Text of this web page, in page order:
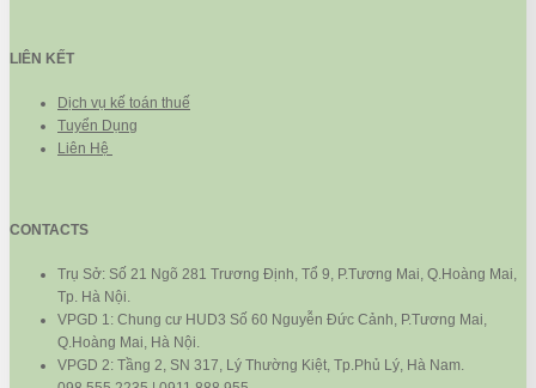
LIÊN KẾT
Dịch vụ kế toán thuế
Tuyển Dụng
Liên Hệ
CONTACTS
Trụ Sở: Số 21 Ngõ 281 Trương Định, Tổ 9, P.Tương Mai, Q.Hoàng Mai,
Tp. Hà Nội.
VPGD 1: Chung cư HUD3 Số 60 Nguyễn Đức Cảnh, P.Tương Mai,
Q.Hoàng Mai, Hà Nội.
VPGD 2: Tầng 2, SN 317, Lý Thường Kiệt, Tp.Phủ Lý, Hà Nam.